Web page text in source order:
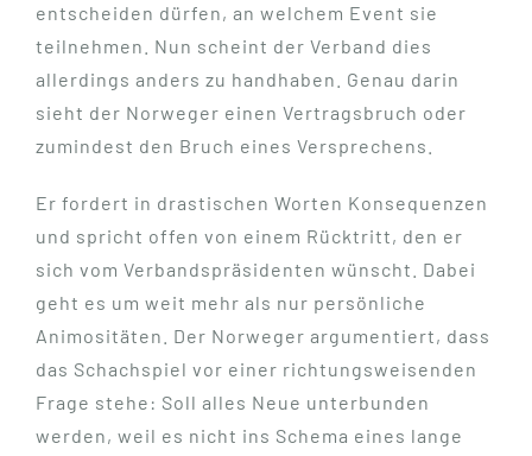
entscheiden dürfen, an welchem Event sie
teilnehmen. Nun scheint der Verband dies
allerdings anders zu handhaben. Genau darin
sieht der Norweger einen Vertragsbruch oder
zumindest den Bruch eines Versprechens.
Er fordert in drastischen Worten Konsequenzen
und spricht offen von einem Rücktritt, den er
sich vom Verbandspräsidenten wünscht. Dabei
geht es um weit mehr als nur persönliche
Animositäten. Der Norweger argumentiert, dass
das Schachspiel vor einer richtungsweisenden
Frage stehe: Soll alles Neue unterbunden
werden, weil es nicht ins Schema eines lange